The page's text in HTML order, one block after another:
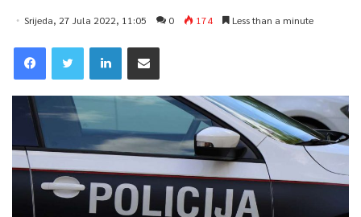
Srijeda, 27 Jula 2022, 11:05 0 174 Less than a minute